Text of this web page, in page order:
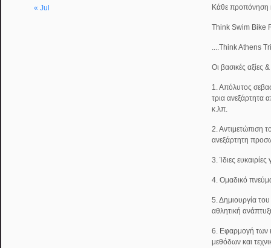
« Jul Κάθε προπόνηση
Think Swim Bike
....Think Athens
Οι βασικές αξίες
1. Απόλυτος
τρια ανεξάρτητα
κ.λπ.
2. Αντιμετώπιση
ανεξάρτητη
3. Ίδιες
4. Ομαδικό
5. Δημιουργία
αθλητική
6. Εφαρμογή των
μεθόδων και